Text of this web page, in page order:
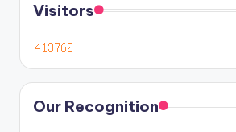
Visitors
Our Recognition